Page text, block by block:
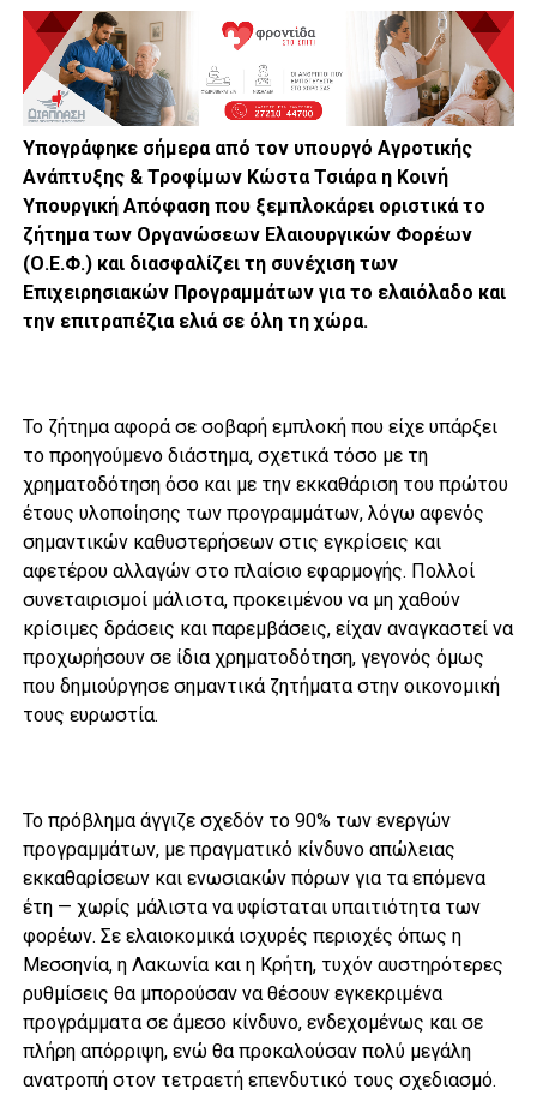
Υπογράφηκε σήμερα από τον υπουργό Αγροτικής
Ανάπτυξης & Τροφίμων Κώστα Τσιάρα η Κοινή
Υπουργική Απόφαση που ξεμπλοκάρει οριστικά το
ζήτημα των Οργανώσεων Ελαιουργικών Φορέων
(Ο.Ε.Φ.) και διασφαλίζει τη συνέχιση των
Επιχειρησιακών Προγραμμάτων για το ελαιόλαδο και
την επιτραπέζια ελιά σε όλη τη χώρα.
Το ζήτημα αφορά σε σοβαρή εμπλοκή που είχε υπάρξει
το προηγούμενο διάστημα, σχετικά τόσο με τη
χρηματοδότηση όσο και με την εκκαθάριση του πρώτου
έτους υλοποίησης των προγραμμάτων, λόγω αφενός
σημαντικών καθυστερήσεων στις εγκρίσεις και
αφετέρου αλλαγών στο πλαίσιο εφαρμογής. Πολλοί
συνεταιρισμοί μάλιστα, προκειμένου να μη χαθούν
κρίσιμες δράσεις και παρεμβάσεις, είχαν αναγκαστεί να
προχωρήσουν σε ίδια χρηματοδότηση, γεγονός όμως
που δημιούργησε σημαντικά ζητήματα στην οικονομική
τους ευρωστία.
Το πρόβλημα άγγιζε σχεδόν το 90% των ενεργών
προγραμμάτων, με πραγματικό κίνδυνο απώλειας
εκκαθαρίσεων και ενωσιακών πόρων για τα επόμενα
έτη — χωρίς μάλιστα να υφίσταται υπαιτιότητα των
φορέων. Σε ελαιοκομικά ισχυρές περιοχές όπως η
Μεσσηνία, η Λακωνία και η Κρήτη, τυχόν αυστηρότερες
ρυθμίσεις θα μπορούσαν να θέσουν εγκεκριμένα
προγράμματα σε άμεσο κίνδυνο, ενδεχομένως και σε
πλήρη απόρριψη, ενώ θα προκαλούσαν πολύ μεγάλη
ανατροπή στον τετραετή επενδυτικό τους σχεδιασμό.